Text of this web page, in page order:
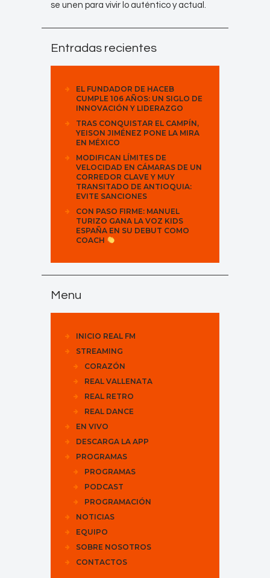
se unen para vivir lo auténtico y actual.
Entradas recientes
EL FUNDADOR DE HACEB
CUMPLE 106 AÑOS: UN SIGLO DE
INNOVACIÓN Y LIDERAZGO
TRAS CONQUISTAR EL CAMPÍN,
YEISON JIMÉNEZ PONE LA MIRA
EN MÉXICO
MODIFICAN LÍMITES DE
VELOCIDAD EN CÁMARAS DE UN
CORREDOR CLAVE Y MUY
TRANSITADO DE ANTIOQUIA:
EVITE SANCIONES
CON PASO FIRME: MANUEL
TURIZO GANA LA VOZ KIDS
ESPAÑA EN SU DEBUT COMO
COACH
Menu
INICIO REAL FM
STREAMING
CORAZÓN
REAL VALLENATA
REAL RETRO
REAL DANCE
EN VIVO
DESCARGA LA APP
PROGRAMAS
PROGRAMAS
PODCAST
PROGRAMACIÓN
NOTICIAS
EQUIPO
SOBRE NOSOTROS
CONTACTOS